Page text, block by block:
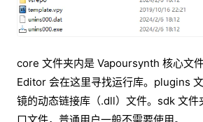
core 文件夹内是 Vapoursynth 核心文
Editor 会在这里寻找运行库。plugins
镜的动态链接库（.dll）文件。sdk 文件